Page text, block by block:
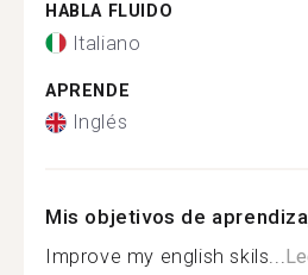
HABLA FLUIDO
Italiano
APRENDE
Inglés
Mis objetivos de
Improve my english skils...